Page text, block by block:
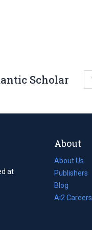
Scholar
at
About
About Us
Publishers
Blog
(opens
in
Ai2 Careers
(opens